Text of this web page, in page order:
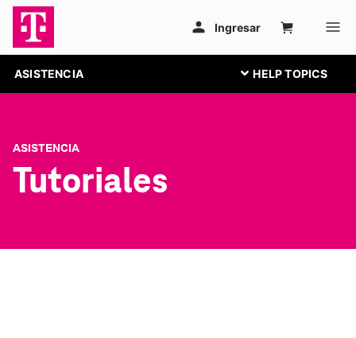
ASISTENCIA
ASISTENCIA
Tutoriales